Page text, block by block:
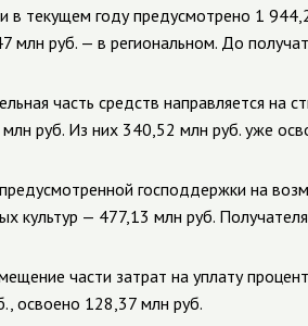
в текущем году предусмотрено 1
млн руб. — в региональном. До
часть средств направляется
руб. Из них 340,52 млн руб. уже
господдержки на
культур — 477,13 млн руб.
части затрат на уплату
освоено 128,37 млн руб.